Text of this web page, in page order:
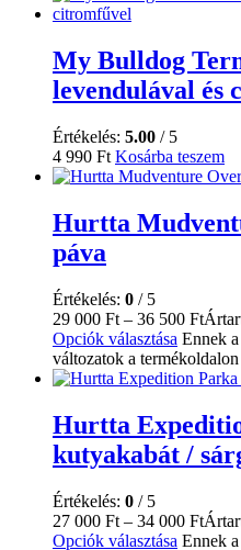
My Bulldog
levendulával és
Értékelés: 5.00 / 5
4 990 Ft Kosárba teszem
Hurtta
páva
Értékelés: 0 / 5
29 000 Ft – 36 500 Ft
Opciók választása Ennek
változatok a
Hurtta
kutyakabát /
Értékelés: 0 / 5
27 000 Ft – 34 000 Ft
Opciók választása Ennek